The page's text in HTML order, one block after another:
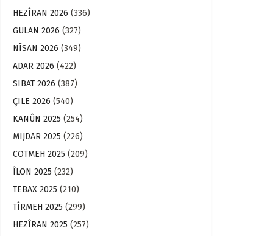
HEZÎRAN 2026 (336)
GULAN 2026 (327)
NÎSAN 2026 (349)
ADAR 2026 (422)
SIBAT 2026 (387)
ÇILE 2026 (540)
KANÛN 2025 (254)
MIJDAR 2025 (226)
COTMEH 2025 (209)
ÎLON 2025 (232)
TEBAX 2025 (210)
TÎRMEH 2025 (299)
HEZÎRAN 2025 (257)